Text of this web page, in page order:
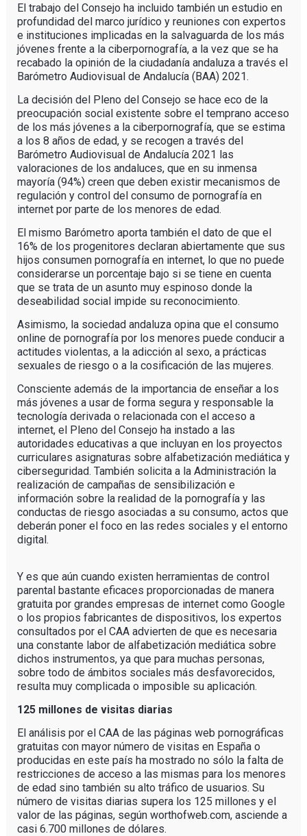
El trabajo del Consejo ha incluido también un estudio en
profundidad del marco jurídico y reuniones con expertos
e instituciones implicadas en la salvaguarda de los más
jóvenes frente a la ciberpornografía, a la vez que se ha
recabado la opinión de la ciudadanía andaluza a través el
Barómetro Audiovisual de Andalucía (BAA) 2021.
La decisión del Pleno del Consejo se hace eco de la
preocupación social existente sobre el temprano acceso
de los más jóvenes a la ciberpornografía, que se estima
a los 8 años de edad, y se recogen a través del
Barómetro Audiovisual de Andalucía 2021 las
valoraciones de los andaluces, que en su inmensa
mayoría (94%) creen que deben existir mecanismos de
regulación y control del consumo de pornografía en
internet por parte de los menores de edad.
El mismo Barómetro aporta también el dato de que el
16% de los progenitores declaran abiertamente que sus
hijos consumen pornografía en internet, lo que no puede
considerarse un porcentaje bajo si se tiene en cuenta
que se trata de un asunto muy espinoso donde la
deseabilidad social impide su reconocimiento.
Asimismo, la sociedad andaluza opina que el consumo
online de pornografía por los menores puede conducir a
actitudes violentas, a la adicción al sexo, a prácticas
sexuales de riesgo o a la cosificación de las mujeres.
Consciente además de la importancia de enseñar a los
más jóvenes a usar de forma segura y responsable la
tecnología derivada o relacionada con el acceso a
internet, el Pleno del Consejo ha instado a las
autoridades educativas a que incluyan en los proyectos
curriculares asignaturas sobre alfabetización mediática y
ciberseguridad. También solicita a la Administración la
realización de campañas de sensibilización e
información sobre la realidad de la pornografía y las
conductas de riesgo asociadas a su consumo, actos que
deberán poner el foco en las redes sociales y el entorno
digital.
Y es que aún cuando existen herramientas de control
parental bastante eficaces proporcionadas de manera
gratuita por grandes empresas de internet como Google
o los propios fabricantes de dispositivos, los expertos
consultados por el CAA advierten de que es necesaria
una constante labor de alfabetización mediática sobre
dichos instrumentos, ya que para muchas personas,
sobre todo de ámbitos sociales más desfavorecidos,
resulta muy complicada o imposible su aplicación.
125 millones de visitas diarias
El análisis por el CAA de las páginas web pornográficas
gratuitas con mayor número de visitas en España o
producidas en este país ha mostrado no sólo la falta de
restricciones de acceso a las mismas para los menores
de edad sino también su alto tráfico de usuarios. Su
número de visitas diarias supera los 125 millones y el
valor de las páginas, según worthofweb.com, asciende a
casi 6.700 millones de dólares.